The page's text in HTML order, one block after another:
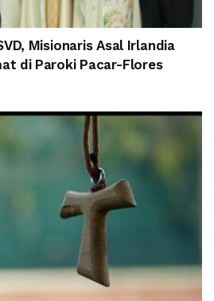
Misionaris Asal Irlandia
di Paroki Pacar-Flores